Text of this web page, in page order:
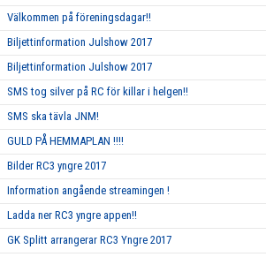
Välkommen på föreningsdagar!!
Biljettinformation Julshow 2017
Biljettinformation Julshow 2017
SMS tog silver på RC för killar i helgen!!
SMS ska tävla JNM!
GULD PÅ HEMMAPLAN !!!!
Bilder RC3 yngre 2017
Information angående streamingen !
Ladda ner RC3 yngre appen!!
GK Splitt arrangerar RC3 Yngre 2017